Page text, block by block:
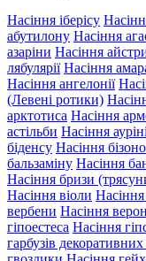
Насіння іберісу
абутилону Насіння
азаріни Насіння
лябулярії Насіння
Насіння ангелонії
(Левені ротики)
арктотиса Насіння
астільби Насіння
біденсу Насіння
бальзаміну Насіння
Насіння бризи
Насіння віоли Насіння
вербени Насіння
гіпоестеса Насіння
гарбузів декоративних